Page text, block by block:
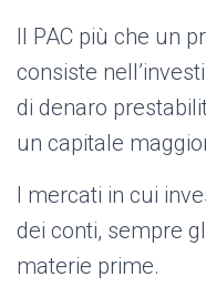
Il PAC più che un
consiste
di denaro
un capitale
I mercati in cui
dei conti, sempre
materie prime.